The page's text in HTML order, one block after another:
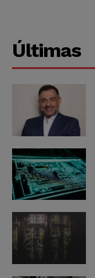
Últimas